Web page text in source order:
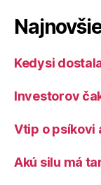
Kedysi
Investorov
Vtip o psíkovi
Akú silu má